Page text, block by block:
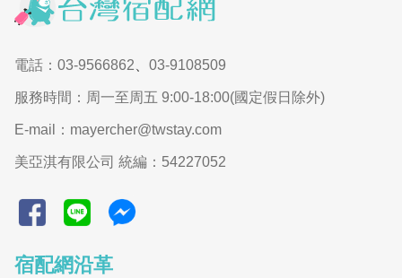
電話：03-9566862 03-9108509
服務時間：周一至周五 9:00-18:00(國定假日除外)
E-mail：mayercher@twstay.com
美亞淇有限公司 統編：54227052
宿配網沿革